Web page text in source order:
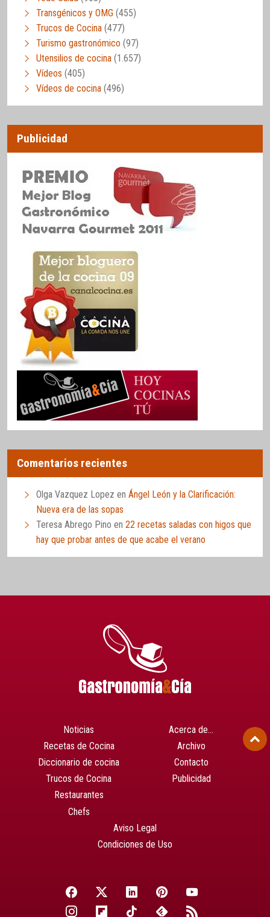
Transgénicos y OMG (455)
Trucos de Cocina (477)
Turismo gastronómico (97)
Utensilios de cocina (1.657)
Vídeos (405)
Vídeos de cocina (496)
Publicidad
Comentarios recientes
Olga Vazquez Lopez en Ángel León y la Clarificación:
Nueva era de las sopas
Teresa Abrego Pino en 22 recetas saladas con higos que
hay que probar antes de que acabe el verano
Noticias
Recetas de Cocina
Diccionario de cocina
Trucos de Cocina
Restaurantes
Chefs
Acerca de…
Archivo
Contacto
Publicidad
Aviso Legal
Condiciones de Uso